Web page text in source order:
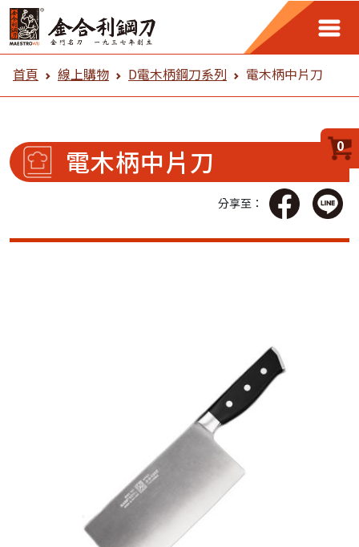
0
金合利鋼刀 線上購物
首頁 線上購物 D電木柄鋼刀系列 電木柄中片刀
電木柄中片刀
分享至：